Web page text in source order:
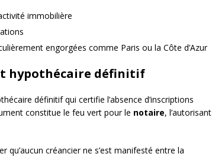
immobilière
engorgées comme Paris ou la Côte d’Azur
hypothécaire définitif
définitif qui certifie l’absence d’inscriptions
constitue le feu vert pour le notaire, l’autorisant
créancier ne s’est manifesté entre la